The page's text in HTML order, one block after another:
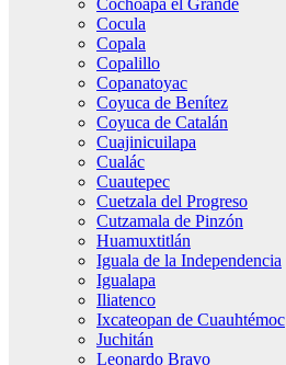
Cochoapa el Grande
Cocula
Copala
Copalillo
Copanatoyac
Coyuca de Benítez
Coyuca de Catalán
Cuajinicuilapa
Cualác
Cuautepec
Cuetzala del Progreso
Cutzamala de Pinzón
Huamuxtitlán
Iguala de la Independencia
Igualapa
Iliatenco
Ixcateopan de Cuauhtémoc
Juchitán
Leonardo Bravo